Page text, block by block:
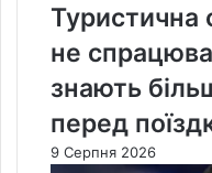
Туристична
не
знають
перед
9 Серпня 2026